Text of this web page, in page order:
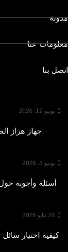
مدونة
معلومات عنا
اتصل بنا
يونيو 12، 2026
جهاز هزاز
يونيو 3، 2026
أسئلة وأجوبة
28 مايو 2026
كيفية اختيار